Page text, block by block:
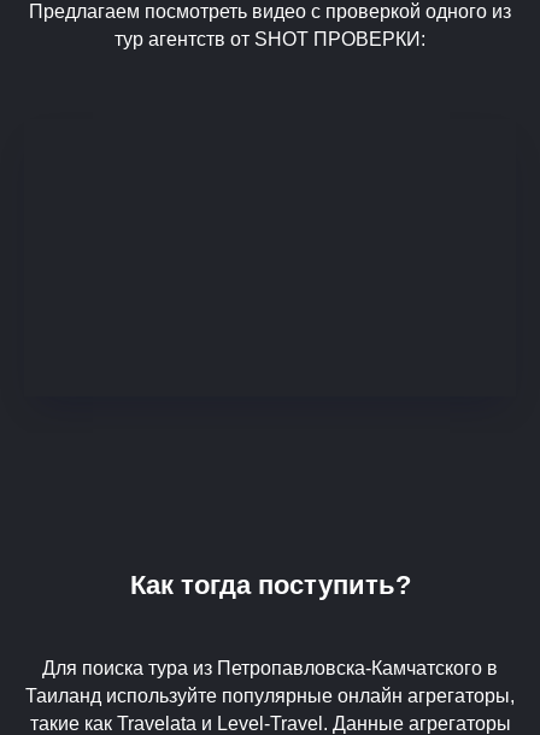
Предлагаем посмотреть видео с проверкой одного из
тур агентств от SHOT ПРОВЕРКИ:
Как тогда поступить?
Для поиска тура из Петропавловска-Камчатского в
Таиланд используйте популярные онлайн агрегаторы,
такие как Travelata и Level-Travel. Данные агрегаторы